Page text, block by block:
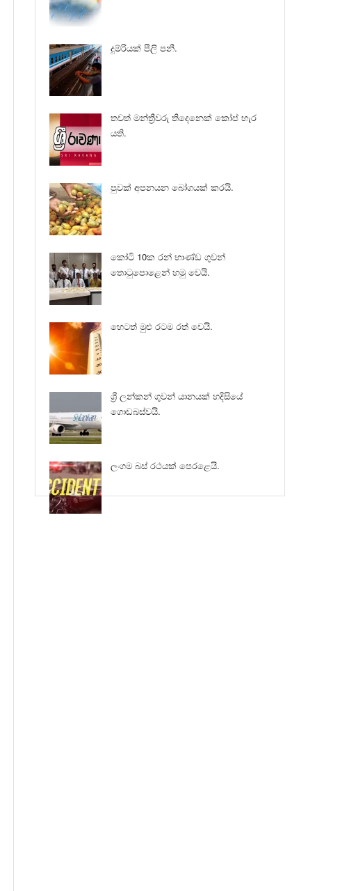
දුම්රියක් පීලි පනී.
තවත් මන්ත්‍රීවරු තිදෙනෙක් කෝප් හැර
යති.
පුවක් අපනයන බෝගයක් කරයි.
කෝටි 10ක රන් භාණ්ඩ ගුවන්
තොටුපොළෙන් හමු වෙයි.
හෙටත් මුළු රටම රත් වෙයි.
ශ්‍රී ලන්කන් ගුවන් යානයක් හදිසියේ
ගොඩබස්වයි.
ලංගම බස් රථයක් පෙරළෙයි.